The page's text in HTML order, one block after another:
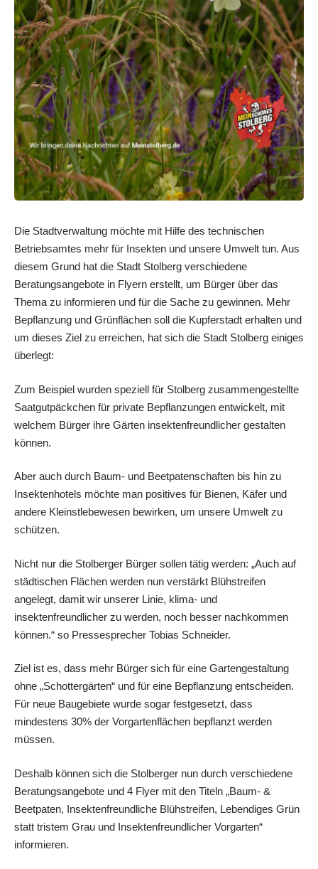
Die Stadtverwaltung möchte mit Hilfe des technischen
Betriebsamtes mehr für Insekten und unsere Umwelt tun. Aus
diesem Grund hat die Stadt Stolberg verschiedene
Beratungsangebote in Flyern erstellt, um Bürger über das
Thema zu informieren und für die Sache zu gewinnen. Mehr
Bepflanzung und Grünflächen soll die Kupferstadt erhalten und
um dieses Ziel zu erreichen, hat sich die Stadt Stolberg einiges
überlegt:
Zum Beispiel wurden speziell für Stolberg zusammengestellte
Saatgutpäckchen für private Bepflanzungen entwickelt, mit
welchem Bürger ihre Gärten insektenfreundlicher gestalten
können.
Aber auch durch Baum- und Beetpatenschaften bis hin zu
Insektenhotels möchte man positives für Bienen, Käfer und
andere Kleinstlebewesen bewirken, um unsere Umwelt zu
schützen.
Nicht nur die Stolberger Bürger sollen tätig werden: „Auch auf
städtischen Flächen werden nun verstärkt Blühstreifen
angelegt, damit wir unserer Linie, klima- und
insektenfreundlicher zu werden, noch besser nachkommen
können.“ so Pressesprecher Tobias Schneider.
Ziel ist es, dass mehr Bürger sich für eine Gartengestaltung
ohne „Schottergärten“ und für eine Bepflanzung entscheiden.
Für neue Baugebiete wurde sogar festgesetzt, dass
mindestens 30% der Vorgartenflächen bepflanzt werden
müssen.
Deshalb können sich die Stolberger nun durch verschiedene
Beratungsangebote und 4 Flyer mit den Titeln „Baum- &
Beetpaten, Insektenfreundliche Blühstreifen, Lebendiges Grün
statt tristem Grau und Insektenfreundlicher Vorgarten“
informieren.